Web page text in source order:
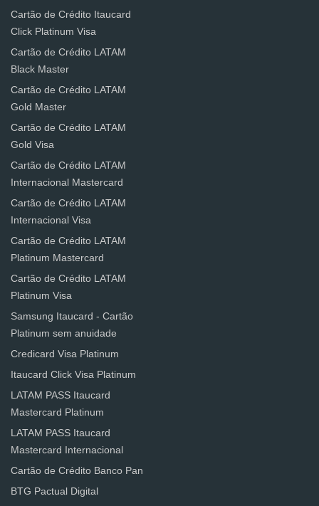
Cartão de Crédito Itaucard
Click Platinum Visa
Cartão de Crédito LATAM
Black Master
Cartão de Crédito LATAM
Gold Master
Cartão de Crédito LATAM
Gold Visa
Cartão de Crédito LATAM
Internacional Mastercard
Cartão de Crédito LATAM
Internacional Visa
Cartão de Crédito LATAM
Platinum Mastercard
Cartão de Crédito LATAM
Platinum Visa
Samsung Itaucard - Cartão
Platinum sem anuidade
Credicard Visa Platinum
Itaucard Click Visa Platinum
LATAM PASS Itaucard
Mastercard Platinum
LATAM PASS Itaucard
Mastercard Internacional
Cartão de Crédito Banco Pan
BTG Pactual Digital